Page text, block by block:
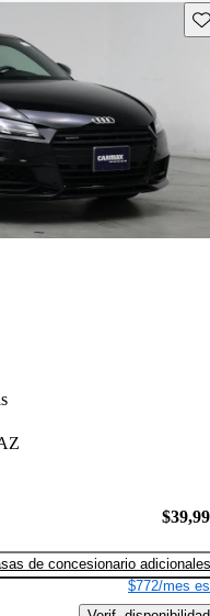
de concesionario adicionales
$772/mes